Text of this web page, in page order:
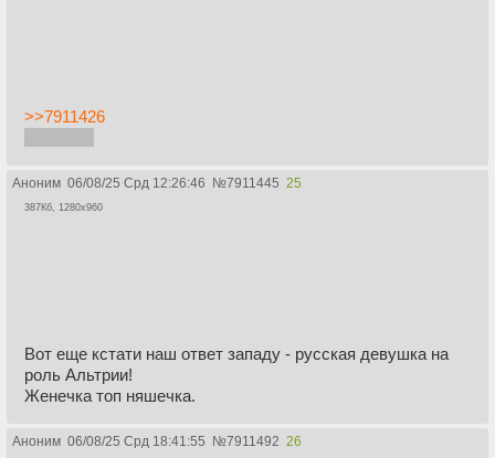
>>7911426
Аноним 06/08/25 Срд 12:26:46 №7911445 25
387Кб, 1280x960
Вот еще кстати наш ответ западу - русская девушка на
роль Альтрии!
Женечка топ няшечка.
Аноним 06/08/25 Срд 18:41:55 №7911492 26